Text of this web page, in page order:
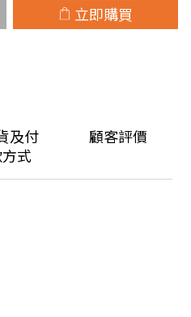
立即購買
及付
式
顧客評價